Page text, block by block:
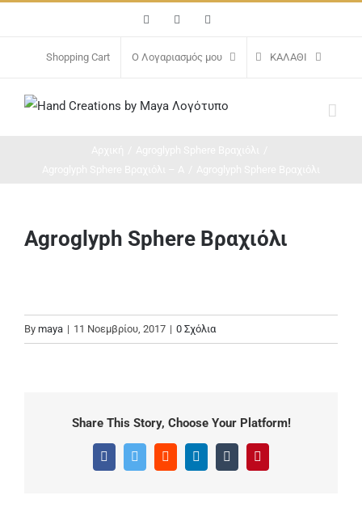
περιεχόμενο
FacebookInstagram
Shopping Cart Ο Λογαριασμός μου ΚΑΛΆΘΙ
Agroglyph Sphere Βραχιόλι
By maya | 11 Νοεμβρίου, 2017 | 0 Σχόλια
Share This Story, Choose Your Platform!
FacebookTwitter Reddit LinkedInTumblr